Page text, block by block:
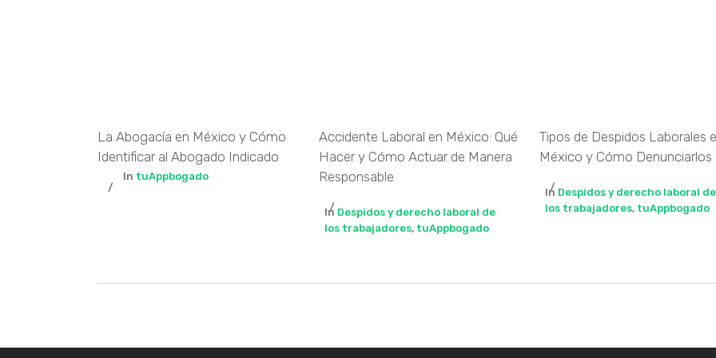
La Abogacía en México y Cómo
Identificar al Abogado Indicado
In tuAppbogado
Accidente Laboral en México: Qué
Hacer y Cómo Actuar de Manera
Responsable
In Despidos y derecho laboral de
los trabajadores, tuAppbogado
Tipos de Despidos Laborales
México y Cómo Denunciarlos
In Despidos y derecho laboral de
los trabajadores, tuAppbogado